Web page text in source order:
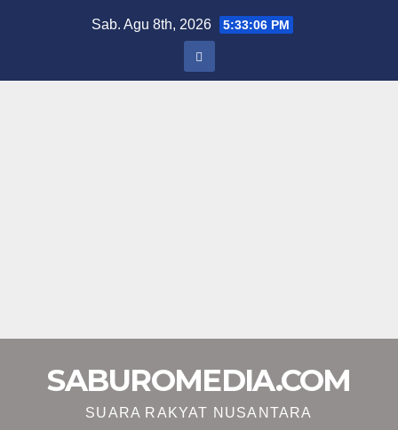
Sab. Agu 8th, 2026 5:33:07 PM
SABUROMEDIA.COM
SUARA RAKYAT NUSANTARA